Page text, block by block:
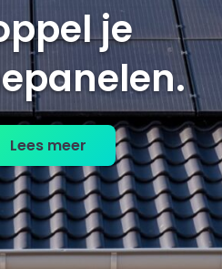
je
Lees meer